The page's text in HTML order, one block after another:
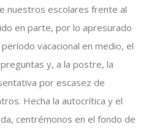
nuestros escolares frente al
en parte, por lo apresurado
vacacional en medio, el
y, a la postre, la
por escasez de
Hecha la autocrítica y el
centrémonos en el fondo de